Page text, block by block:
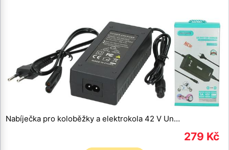
Nabíječka pro koloběžky a elektrokola 42 V Un…
279 Kč